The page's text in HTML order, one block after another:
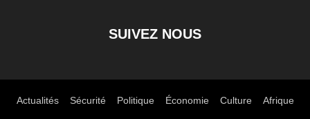
SUIVEZ NOUS
Actualités Sécurité Politique Économie Culture Afrique